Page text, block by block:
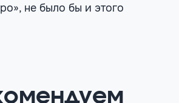
не было бы и этого